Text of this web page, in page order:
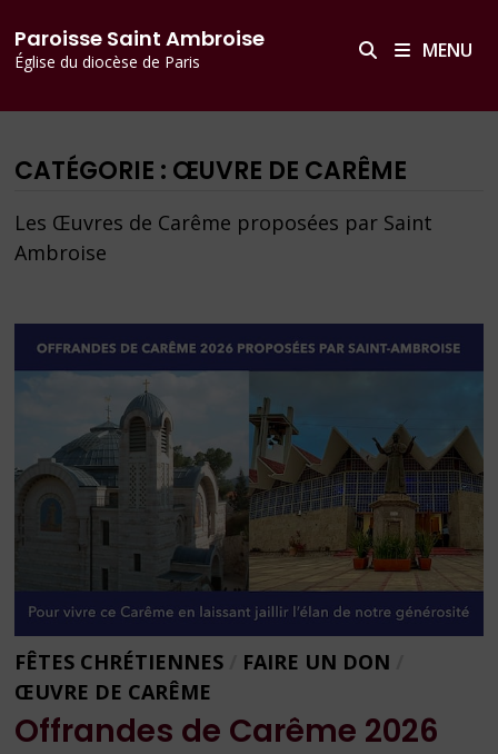
principal
au
contenu
Paroisse Saint Ambroise
Église du diocèse de Paris MENU
CATÉGORIE : ŒUVRE DE CARÊME
Les Œuvres de Carême proposées par Saint
Ambroise
FÊTES CHRÉTIENNES FAIRE UN DON
ŒUVRE DE CARÊME
Offrandes de Carême 2026